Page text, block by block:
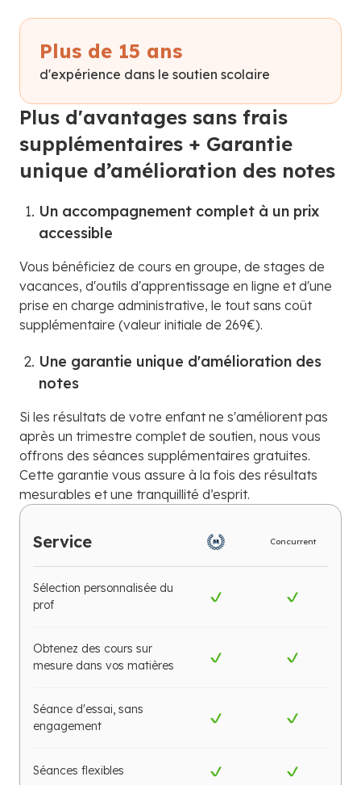
Plus de 15 ans
d'expérience dans le soutien scolaire
Plus d'avantages sans frais
supplémentaires + Garantie
unique d’amélioration des notes
Un accompagnement complet à un prix
accessible
Vous bénéficiez de cours en groupe, de stages de
vacances, d'outils d'apprentissage en ligne et d'une
prise en charge administrative, le tout sans coût
supplémentaire (valeur initiale de 269€).
Une garantie unique d'amélioration des
notes
Si les résultats de votre enfant ne s'améliorent pas
après un trimestre complet de soutien, nous vous
offrons des séances supplémentaires gratuites.
Cette garantie vous assure à la fois des résultats
mesurables et une tranquillité d’esprit.
Service Concurrent
Sélection personnalisée du
prof
Obtenez des cours sur
mesure dans vos matières
Séance d'essai, sans
engagement
Séances flexibles